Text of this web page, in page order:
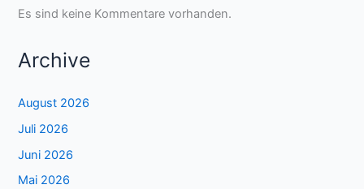
Es sind keine Kommentare vorhanden.
Archive
August 2026
Juli 2026
Juni 2026
Mai 2026